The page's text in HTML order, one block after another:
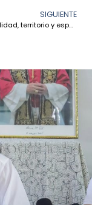
SIGUIENTE
“Ministerialidad, territorio y esperanza: la Amazonía ante el legado del Papa Francisco”